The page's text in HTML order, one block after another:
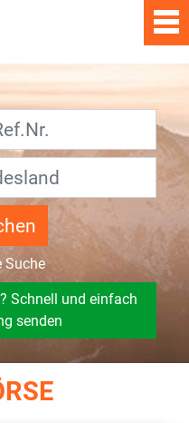
Suche
Schnell und einfach
senden